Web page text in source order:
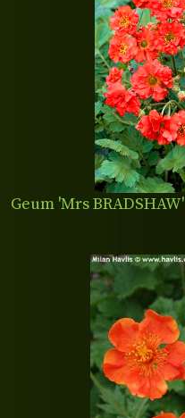
Geum 'Mrs BRADSHAW'